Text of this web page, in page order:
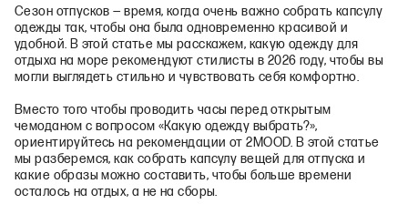
Сезон отпусков — время, когда очень важно собрать капсулу
одежды так, чтобы она была одновременно красивой и
удобной. В этой статье мы расскажем, какую одежду для
отдыха на море рекомендуют стилисты в 2026 году, чтобы вы
могли выглядеть стильно и чувствовать себя комфортно.
Вместо того чтобы проводить часы перед открытым
чемоданом с вопросом «Какую одежду выбрать?»,
ориентируйтесь на рекомендации от 2MOOD. В этой статье
мы разберемся, как собрать капсулу вещей для отпуска и
какие образы можно составить, чтобы больше времени
осталось на отдых, а не на сборы.